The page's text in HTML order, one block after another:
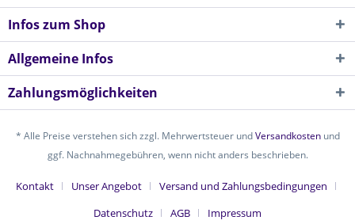
Infos zum Shop
Allgemeine Infos
Zahlungsmöglichkeiten
* Alle Preise verstehen sich zzgl. Mehrwertsteuer undVersandkostenund
ggf. Nachnahmegebühren, wenn nicht anders beschrieben.
Kontakt Unser Angebot
Versand und Zahlungsbedingungen
Datenschutz
AGB Impressum